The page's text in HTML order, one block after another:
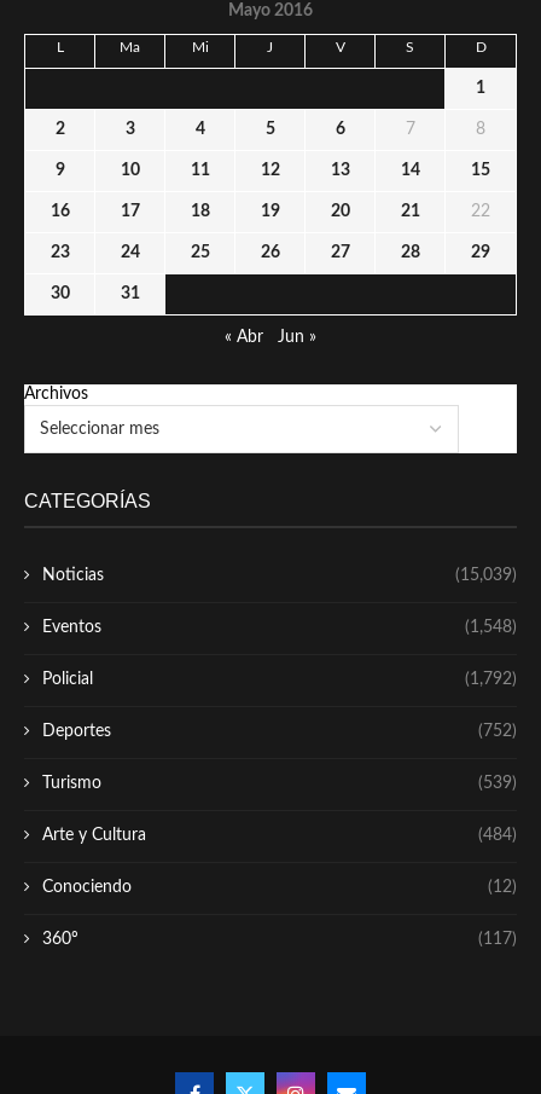
Mayo 2016
L Ma Mi J V S D
1
2 3 4 5 6 7 8
9 10 11 12 13 14 15
16 17 18 19 20 21 22
23 24 25 26 27 28 29
30 31
« Abr Jun »
Archivos
CATEGORÍAS
Noticias (15,039)
Eventos (1,548)
Policial (1,792)
Deportes (752)
Turismo (539)
Arte y Cultura (484)
Conociendo (12)
360º (117)